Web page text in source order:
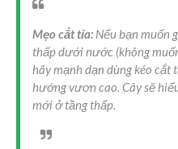
Mẹo cắt tỉa: Nếu bạn muốn
thấp dưới nước (không
hãy mạnh dạn dùng kéo cắt
hướng vươn cao. Cây sẽ
mới ở tầng thấp.